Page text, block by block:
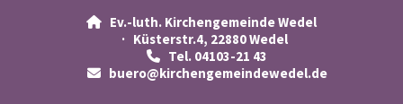

Ev.-luth. Kirchengemeinde Wedel
· Küsterstr.4, 22880 Wedel
 Tel. 04103-21 43
buero@kirchengemeindewedel.de